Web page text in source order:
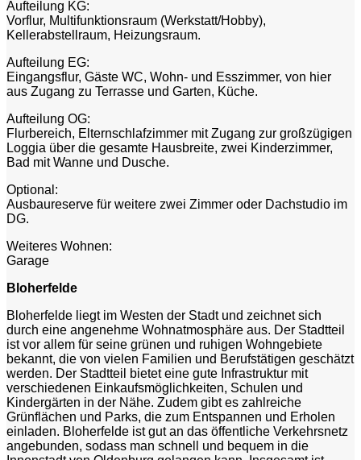
Aufteilung KG:
Vorflur, Multifunktionsraum (Werkstatt/Hobby),
Kellerabstellraum, Heizungsraum.
Aufteilung EG:
Eingangsflur, Gäste WC, Wohn- und Esszimmer, von hier
aus Zugang zu Terrasse und Garten, Küche.
Aufteilung OG:
Flurbereich, Elternschlafzimmer mit Zugang zur großzügigen
Loggia über die gesamte Hausbreite, zwei Kinderzimmer,
Bad mit Wanne und Dusche.
Optional:
Ausbaureserve für weitere zwei Zimmer oder Dachstudio im
DG.
Weiteres Wohnen:
Garage
Bloherfelde
Bloherfelde liegt im Westen der Stadt und zeichnet sich
durch eine angenehme Wohnatmosphäre aus. Der Stadtteil
ist vor allem für seine grünen und ruhigen Wohngebiete
bekannt, die von vielen Familien und Berufstätigen geschätzt
werden. Der Stadtteil bietet eine gute Infrastruktur mit
verschiedenen Einkaufsmöglichkeiten, Schulen und
Kindergärten in der Nähe. Zudem gibt es zahlreiche
Grünflächen und Parks, die zum Entspannen und Erholen
einladen. Bloherfelde ist gut an das öffentliche Verkehrsnetz
angebunden, sodass man schnell und bequem in die